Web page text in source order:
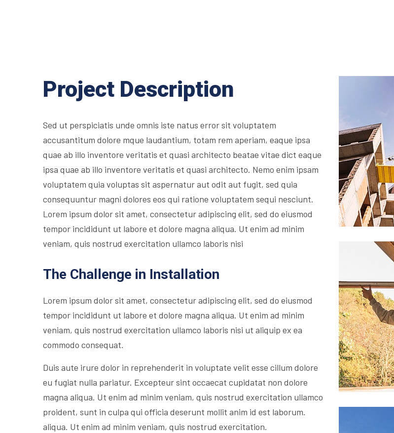
Project Description
Sed ut perspiciatis unde omnis iste natus error sit voluptatem
accusantitum dolore mque laudantium, totam rem aperiam, eaque ipsa
quae ab illo inventore veritatis et quasi architecto beatae vitae dict eaque
ipsa quae ab illo inventore veritatis et quasi architecto. Nemo enim ipsam
voluptatem quia voluptas sit aspernatur aut odit aut fugit, sed quia
consequuntur magni dolores eos qui ratione voluptatem sequi nesciunt.
Lorem ipsum dolor sit amet, consectetur adipiscing elit, sed do eiusmod
tempor incididunt ut labore et dolore magna aliqua. Ut enim ad minim
veniam, quis nostrud exercitation ullamco laboris nisi
The Challenge in Installation
Lorem ipsum dolor sit amet, consectetur adipiscing elit, sed do eiusmod
tempor incididunt ut labore et dolore magna aliqua. Ut enim ad minim
veniam, quis nostrud exercitation ullamco laboris nisi ut aliquip ex ea
commodo consequat.
Duis aute irure dolor in reprehenderit in voluptate velit esse cillum dolore
eu fugiat nulla pariatur. Excepteur sint occaecat cupidatat non dolore
magna aliqua. Ut enim ad minim veniam, quis nostrud exercitation ullamco
proident, sunt in culpa qui officia deserunt mollit anim id est laborum.
aliqua. Ut enim ad minim veniam, quis nostrud exercitation.